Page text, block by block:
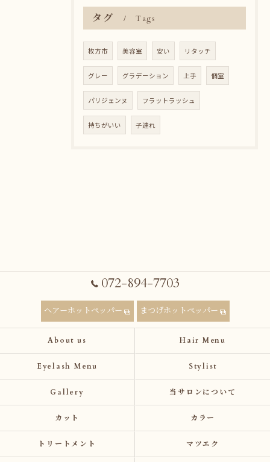
タグ Tags
枚方市 美容室 安い リタッチ
グレー グラデーション 上手 個室
パリジェンヌ フラットラッシュ
持ちがいい 子連れ
072-894-7703
ヘアーホットペッパー まつげホットペッパー
About us Hair Menu
Eyelash Menu Stylist
Gallery 当サロンについて
カット カラー
トリートメント マツエク